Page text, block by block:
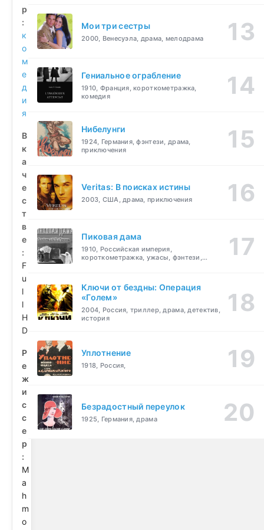
р
:
к
о
м
е
д
и
я
В
к
а
ч
е
с
т
в
е
:
F
u
l
l
H
D
Р
е
ж
и
с
с
е
р
:
M
a
h
m
o
Мои три сестры
2000, Венесуэла, драма, мелодрама
Гениальное ограбление
1910, Франция, короткометражка,
комедия
Нибелунги
1924, Германия, фэнтези, драма,
приключения
Veritas: В поисках истины
2003, США, драма, приключения
Пиковая дама
1910, Российская империя,
короткометражка, ужасы, фэнтези,
Ключи от бездны: Операция
«Голем»
2004, Россия, триллер, драма, детектив,
история
Уплотнение
1918, Россия,
Безрадостный переулок
1925, Германия, драма